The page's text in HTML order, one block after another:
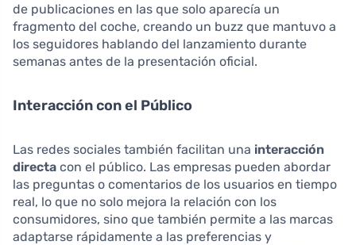
de publicaciones en las que solo aparecía un
fragmento del coche, creando un buzz que mantuvo a
los seguidores hablando del lanzamiento durante
semanas antes de la presentación oficial.
Interacción con el Público
Las redes sociales también facilitan una interacción
directa con el público. Las empresas pueden abordar
las preguntas o comentarios de los usuarios en tiempo
real, lo que no solo mejora la relación con los
consumidores, sino que también permite a las marcas
adaptarse rápidamente a las preferencias y